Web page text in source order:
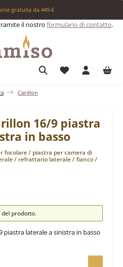
gratuita da 449 €
il nostro formulario di contatto.
Hai 0 articoli
Carillon
16/9 piastra
in basso
/ piastra per camera di
/ refrattario laterale / fianco /
del prodotto.